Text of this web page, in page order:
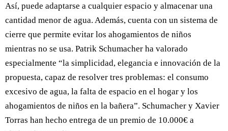
Así, puede adaptarse a cualquier espacio y almacenar una
cantidad menor de agua. Además, cuenta con un sistema de
cierre que permite evitar los ahogamientos de niños
mientras no se usa. Patrik Schumacher ha valorado
especialmente “la simplicidad, elegancia e innovación de la
propuesta, capaz de resolver tres problemas: el consumo
excesivo de agua, la falta de espacio en el hogar y los
ahogamientos de niños en la bañera”. Schumacher y Xavier
Torras han hecho entrega de un premio de 10.000€ a